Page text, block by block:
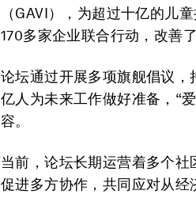
（GAVI），为超过十亿的儿
170多家企业联合行动，改善
论坛通过开展多项旗舰倡议
亿人为未来工作做好准备，“
容。
当前，论坛长期运营着多个
促进多方协作，共同应对从经